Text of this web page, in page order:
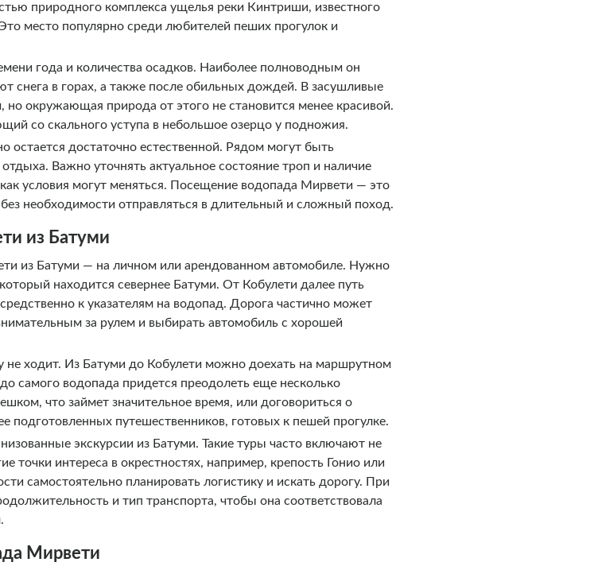
природного комплекса ущелья реки Кинтриши, известного
место популярно среди любителей пеших прогулок и
года и количества осадков. Наиболее полноводным он
снега в горах, а также после обильных дождей. В засушливые
окружающая природа от этого не становится менее красивой.
со скального уступа в небольшое озерцо у подножия.
остается достаточно естественной. Рядом могут быть
Важно уточнять актуальное состояние троп и наличие
условия могут меняться. Посещение водопада Мирвети — это
необходимости отправляться в длительный и сложный поход.
из Батуми
из Батуми — на личном или арендованном автомобиле. Нужно
находится севернее Батуми. От Кобулети далее путь
к указателям на водопад. Дорога частично может
за рулем и выбирать автомобиль с хорошей
ходит. Из Батуми до Кобулети можно доехать на маршрутном
самого водопада придется преодолеть еще несколько
что займет значительное время, или договориться о
подготовленных путешественников, готовых к пешей прогулке.
экскурсии из Батуми. Такие туры часто включают не
точки интереса в окрестностях, например, крепость Гонио или
самостоятельно планировать логистику и искать дорогу. При
и тип транспорта, чтобы она соответствовала
Мирвети